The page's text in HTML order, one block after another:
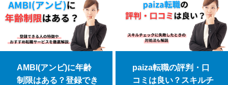
AMBI(アンビ)に年齢
制限はある？登録でき
paiza転職の評判・口
コミは良い？スキルチ